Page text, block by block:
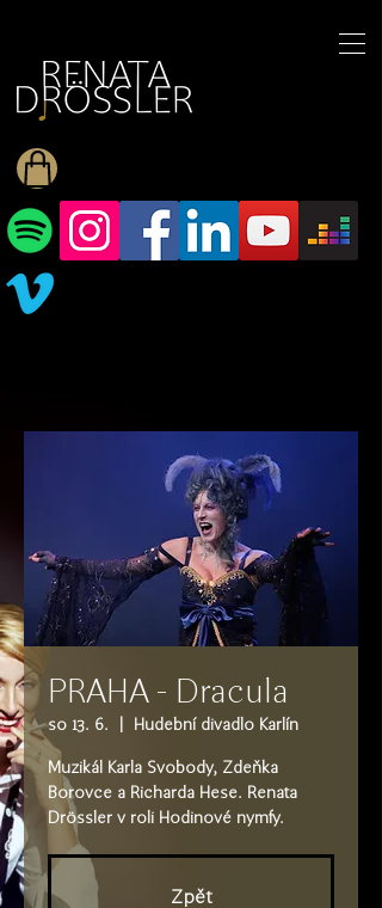
PRAHA - Dracula
so 13. 6. Hudební divadlo Karlín
Muzikál Karla Svobody, Zdeňka
Borovce a Richarda Hese. Renata
Drössler v roli Hodinové nymfy.
Zpět